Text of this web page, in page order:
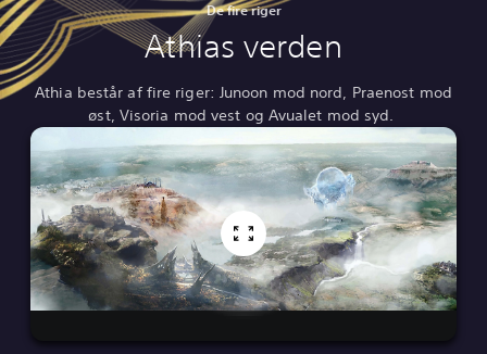
De fire riger
Athias verden
Athia består af fire riger: Junoon mod nord, Praenost mod
øst, Visoria mod vest og Avualet mod syd.